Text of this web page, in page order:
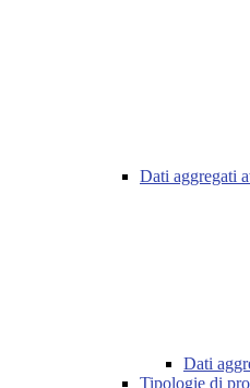
Dati aggregati
Dati
Tipologie di